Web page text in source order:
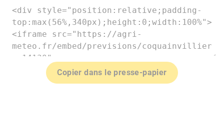
Copier dans le presse-papier